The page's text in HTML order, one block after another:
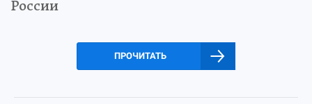
России
ПРОЧИТАТЬ